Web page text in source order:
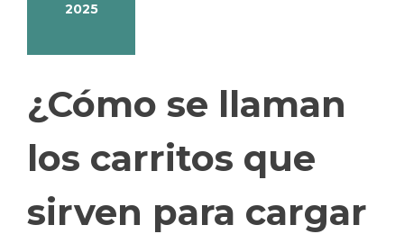
2025
¿Cómo se llaman
los carritos que
sirven para cargar